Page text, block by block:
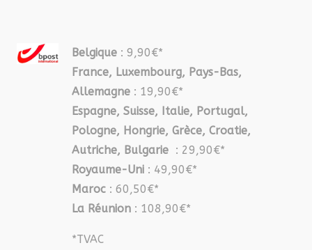
Belgique : 9,90€*
France, Luxembourg, Pays-Bas,
Allemagne : 19,90€*
Espagne, Suisse, Italie, Portugal,
Pologne, Hongrie, Grèce, Croatie,
Autriche, Bulgarie : 29,90€*
Royaume-Uni : 49,90€*
Maroc : 60,50€*
La Réunion : 108,90€*
*TVAC